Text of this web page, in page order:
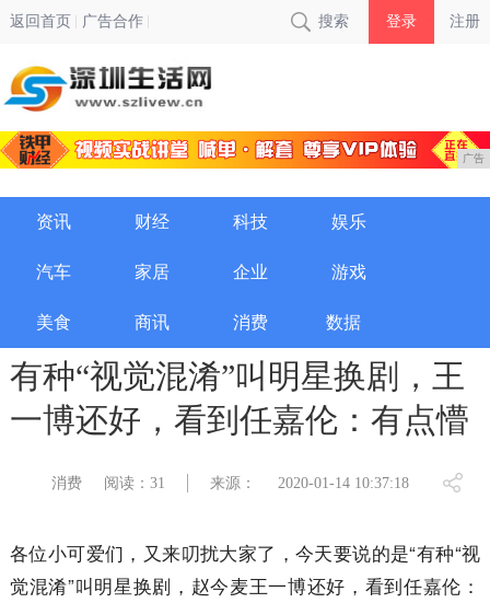
返回首页 广告合作 搜索 登录 注册
广告
资讯 财经 科技 娱乐
汽车 家居 企业 游戏
美食 商讯 消费 数据
有种“视觉混淆”叫明星换剧，王
一博还好，看到任嘉伦：有点懵
消费 阅读：31 来源： 2020-01-14 10:37:18
各位小可爱们，又来叨扰大家了，今天要说的是“有种“视
觉混淆”叫明星换剧，赵今麦王一博还好，看到任嘉伦：